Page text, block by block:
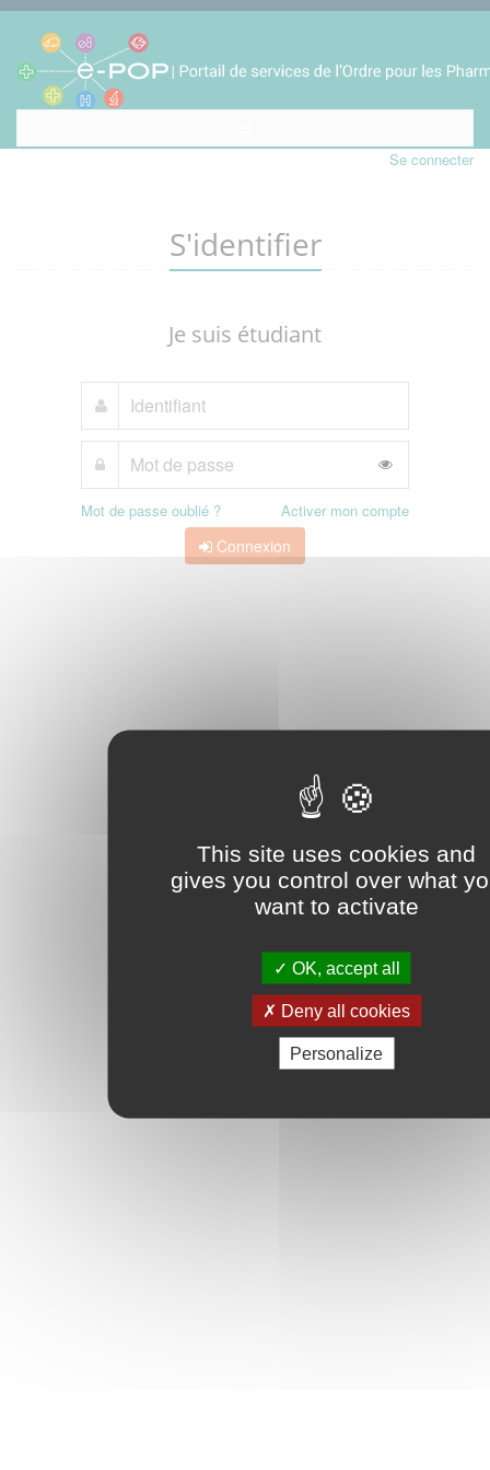
This site uses cookies and
gives you control over what
want to activate
OK, accept all
Deny all cookies
Personalize
Se connecter
S'identifier
Je suis étudiant
Mot de passe oublié ? Activer mon compte
Connexion